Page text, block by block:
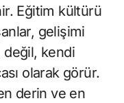
Eğitim kültürü
gelişimi
değil, kendi
olarak görür.
derin ve en